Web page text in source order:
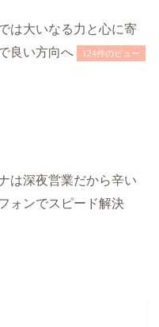
は大いなる力と心に寄
良い方向へ
124件のビュー
は深夜営業だから辛い
ォンでスピード解決